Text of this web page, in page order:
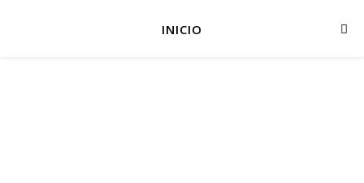
INICIO